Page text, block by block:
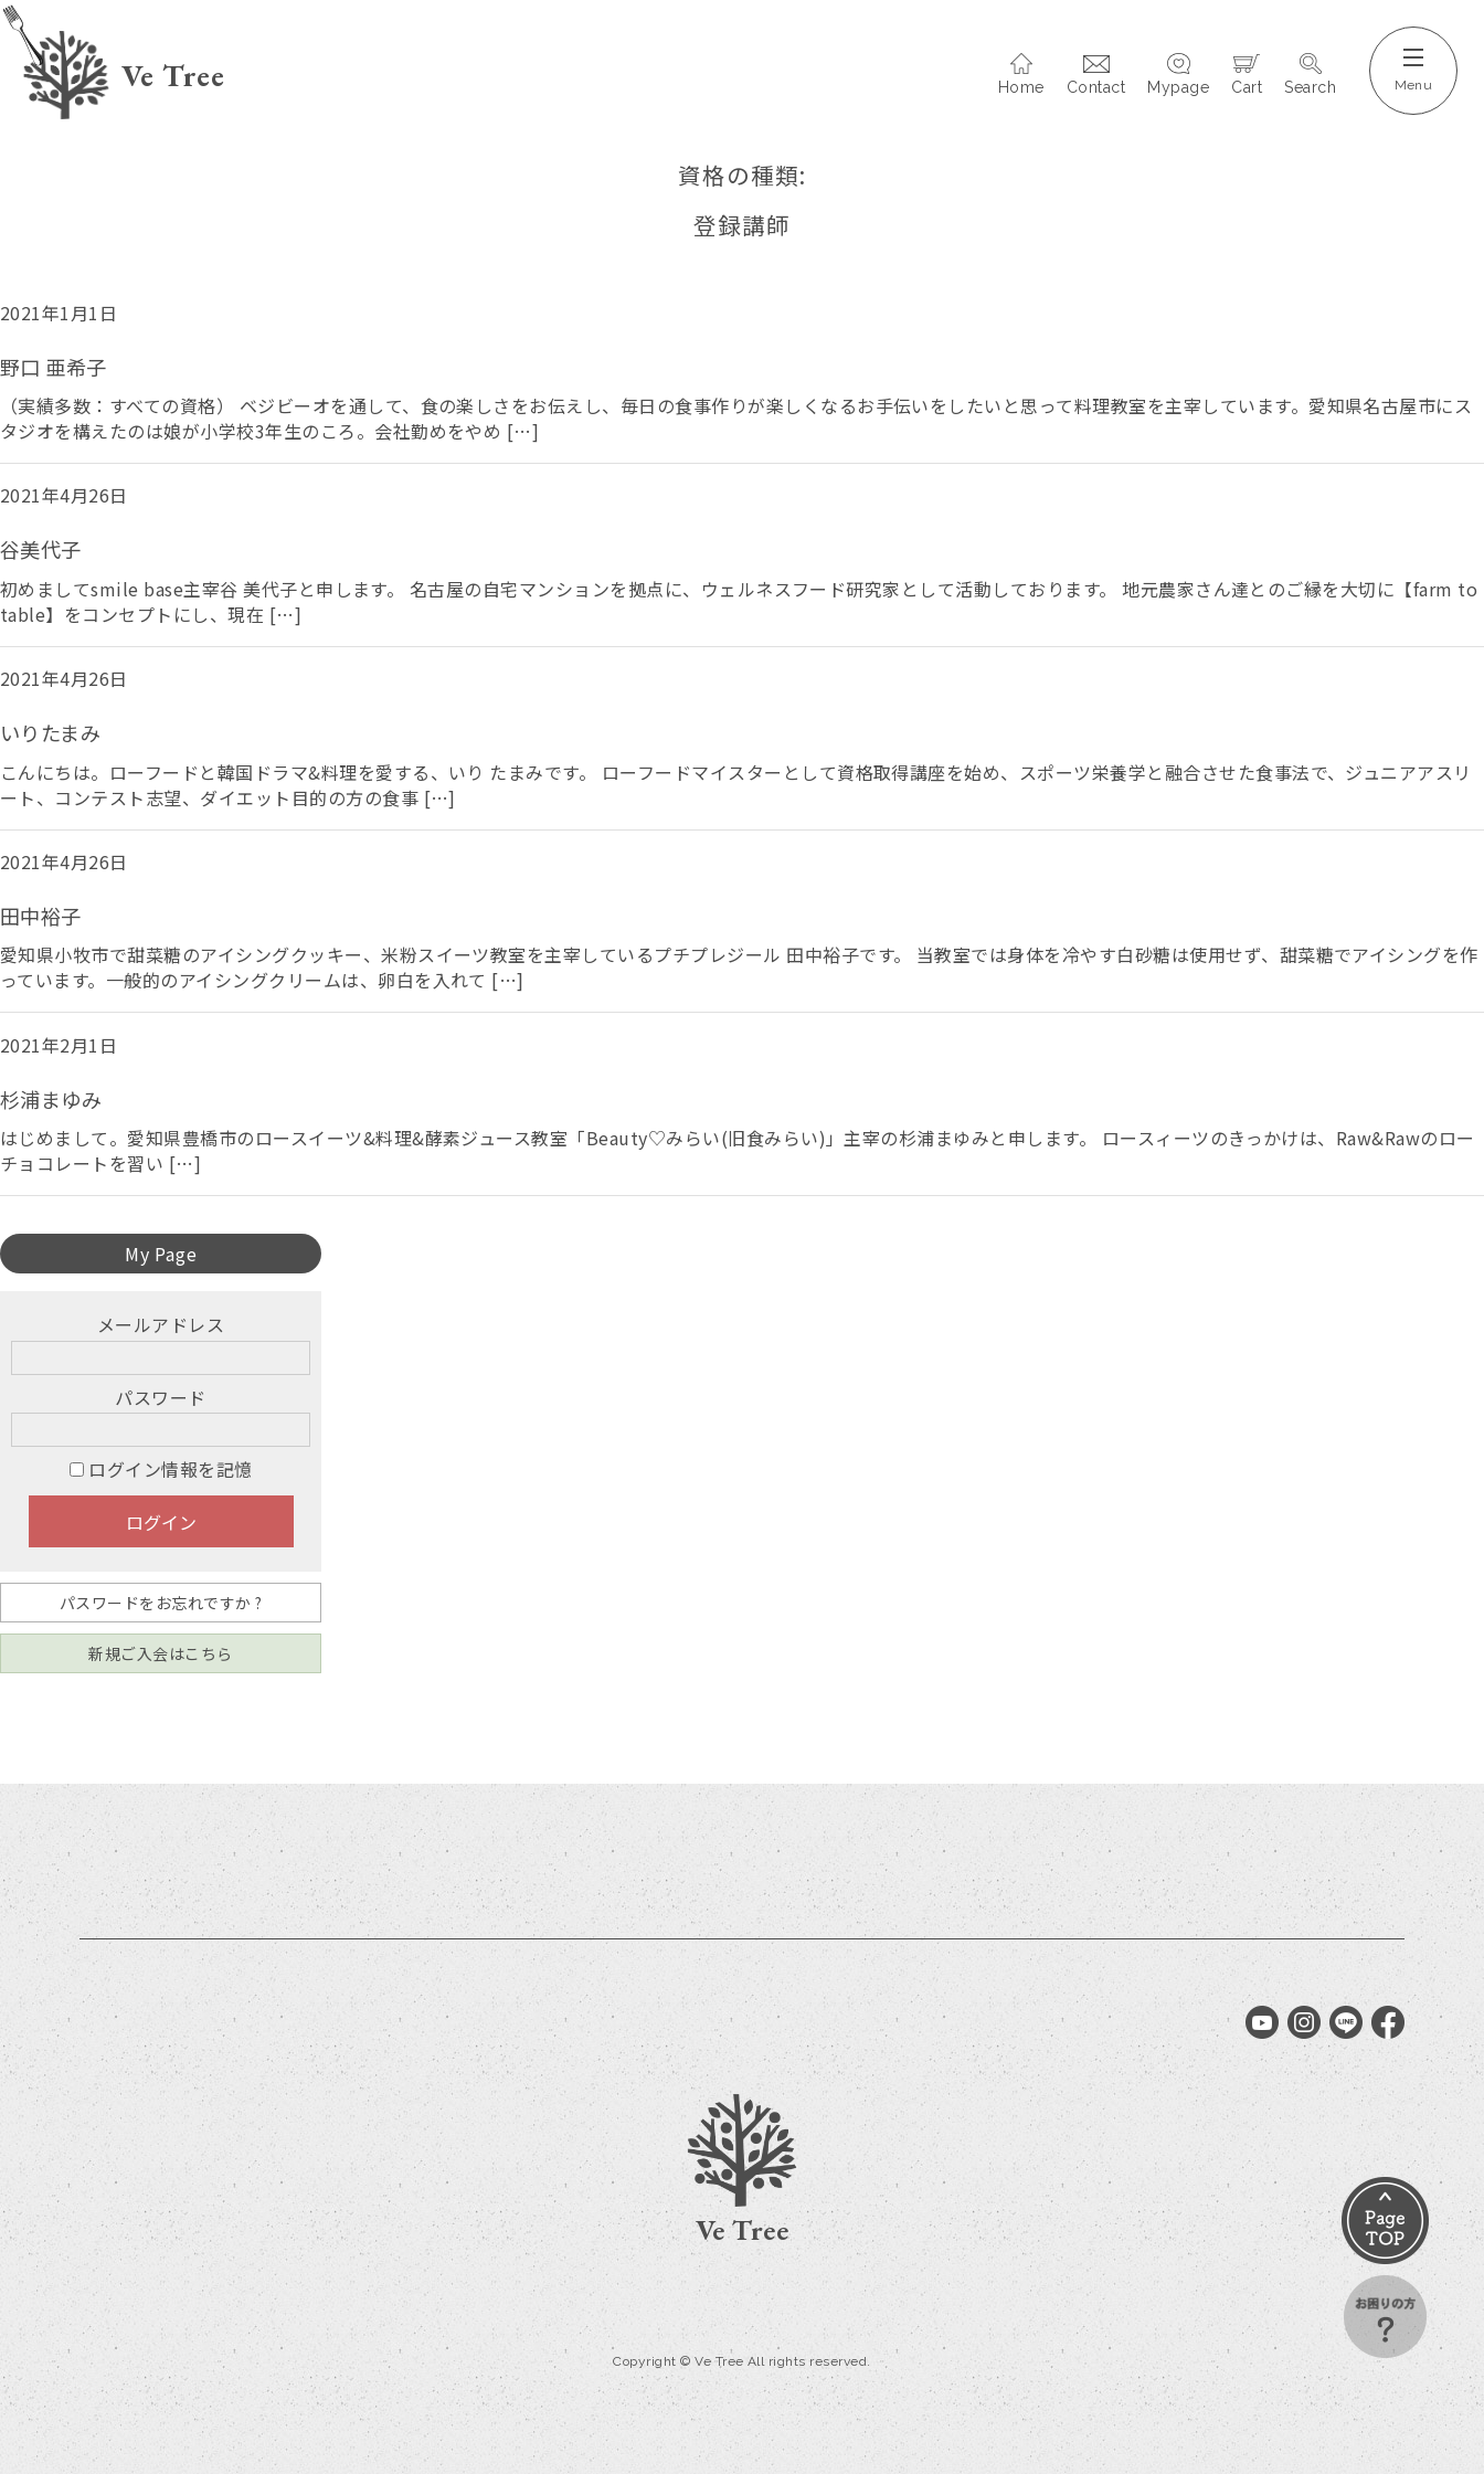
Ve Tree Home Contact Mypage Cart Search
資格の種類:
登録講師
2021年1月1日
野口 亜希子
（実績多数：すべての資格） ベジビーオを通して、食の楽しさをお伝えし、毎日の食事作りが楽しくなるお手伝いをしたいと思って料理教室を主宰しています。愛知県名古屋市にス
タジオを構えたのは娘が小学校3年生のころ。会社勤めをやめ […]
2021年4月26日
谷美代子
初めましてsmile base主宰谷 美代子と申します。 名古屋の自宅マンションを拠点に、ウェルネスフード研究家として活動しております。 地元農家さん達とのご縁を大切に【farm to
table】をコンセプトにし、現在 […]
2021年4月26日
いりたまみ
こんにちは。ローフードと韓国ドラマ&料理を愛する、いり たまみです。 ローフードマイスターとして資格取得講座を始め、スポーツ栄養学と融合させた食事法で、ジュニアアスリ
ート、コンテスト志望、ダイエット目的の方の食事 […]
2021年4月26日
田中裕子
愛知県小牧市で甜菜糖のアイシングクッキー、米粉スイーツ教室を主宰しているプチプレジール 田中裕子です。 当教室では身体を冷やす白砂糖は使用せず、甜菜糖でアイシングを作
っています。一般的のアイシングクリームは、卵白を入れて […]
2021年2月1日
杉浦まゆみ
はじめまして。愛知県豊橋市のロースイーツ&料理&酵素ジュース教室「Beauty♡みらい(旧食みらい)」主宰の杉浦まゆみと申します。 ロースィーツのきっかけは、Raw&Rawのロー
チョコレートを習い […]
My Page
メールアドレス
パスワード
ログイン情報を記憶
パスワードをお忘れですか ?
新規ご入会はこちら
Ve Tree
Copyright © Ve Tree All rights reserved.